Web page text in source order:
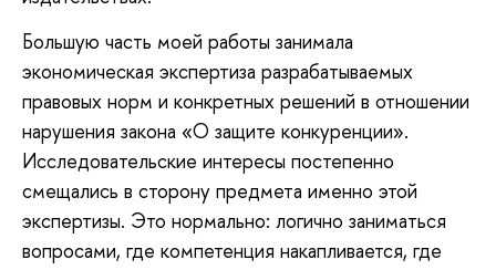
Большую часть моей работы занимала
экономическая экспертиза разрабатываемых
правовых норм и конкретных решений в отношении
нарушения закона «О защите конкуренции».
Исследовательские интересы постепенно
смещались в сторону предмета именно этой
экспертизы. Это нормально: логично заниматься
вопросами, где компетенция накапливается, где